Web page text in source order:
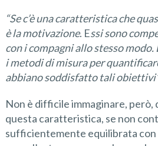
“Se c’è una caratteristica che
è la motivazione. Essi sono
con i compagni allo stesso
i metodi di misura per
abbiano soddisfatto tali
Non è difficile immaginare,
questa caratteristica, se non
sufficientemente equilibrata